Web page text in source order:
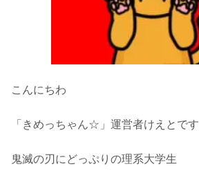
こんにちわ
「きめっちゃん☆」運営者けえとです
鬼滅の刃にどっぷりの理系大学生